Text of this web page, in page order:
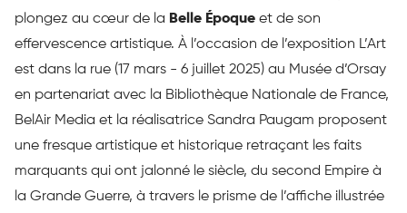
plongez au cœur de la Belle Époque et de son
effervescence artistique. À l’occasion de l’exposition L’Art
est dans la rue (17 mars - 6 juillet 2025) au Musée d’Orsay
en partenariat avec la Bibliothèque Nationale de France,
BelAir Media et la réalisatrice Sandra Paugam proposent
une fresque artistique et historique retraçant les faits
marquants qui ont jalonné le siècle, du second Empire à
la Grande Guerre, à travers le prisme de l’affiche illustrée